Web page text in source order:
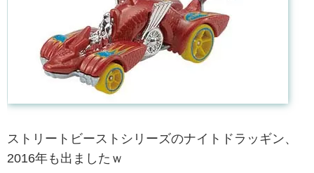
ストリートビーストシリーズのナイトドラッギン、
2016年も出ましたｗ